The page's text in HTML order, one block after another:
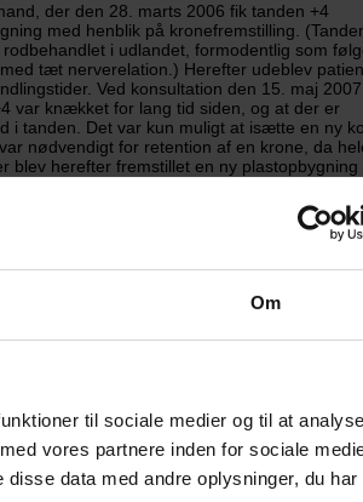
Om
til sociale medier og til at
vores partnere inden for sociale
data med andre oplysninger, du har
der den 28. marts 2006 fik tanden +4
med henblik på kronefremstilling.
i udlandet, formodentlig som
tæt nerverelation.) Herefter udeblev
Ved konsultation den 15. maj 2007
var knækket for lang tid siden, og at der er
i tanden. Det var kun muligt at isætte en ny
nødvendigt for retention af en krone, da
blev herefter fremstillet en ny plastopbygning
støbt opbygning og krone uden beregning.
patienten siden sidst haft dårlig smag og lugt
var blødning fra palatinale rodkanal samt at
om, at der ikke er sket en erstatnings-
patientforsikring § 1 og § 2.